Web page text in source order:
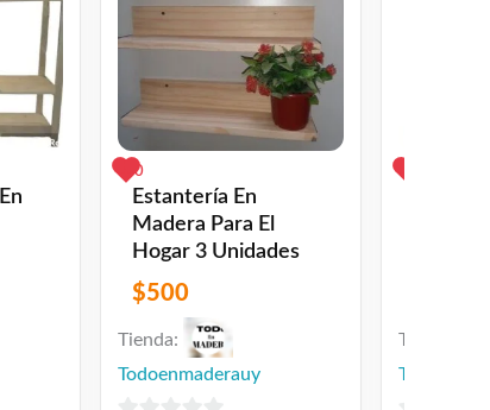
0
Estantería En
Madera Para El
Hogar 3 Unidades
$500
Tienda:
Todoenmaderauy
Tienda: